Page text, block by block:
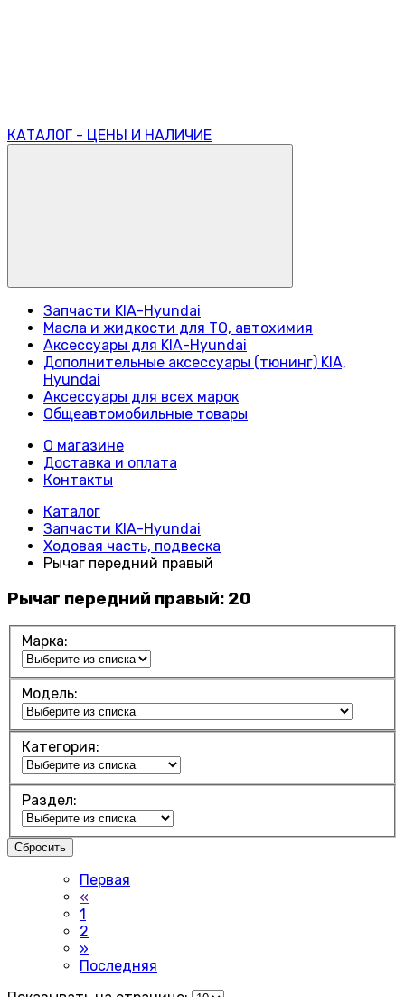
КАТАЛОГ - ЦЕНЫ И НАЛИЧИЕ
Запчасти KIA-Hyundai
Масла и жидкости для ТО, автохимия
Аксессуары для KIA-Hyundai
Дополнительные аксессуары (тюнинг) KIA,
Hyundai
Аксессуары для всех марок
Общеавтомобильные товары
О магазине
Доставка и оплата
Контакты
Каталог
Запчасти KIA-Hyundai
Ходовая часть, подвеска
Рычаг передний правый
Рычаг передний правый: 20
Марка:
Модель:
Категория:
Раздел:
Сбросить
Первая
«
1
2
»
Последняя